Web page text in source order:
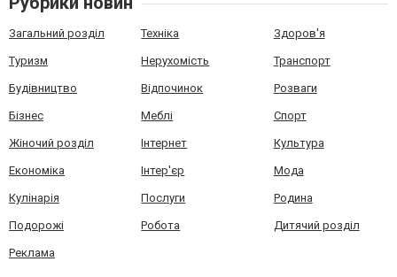
Загальний розділ Техніка Здоров'я
Туризм Нерухомість Транспорт
Будівництво Відпочинок Розваги
Бізнес Меблі Спорт
Жіночий розділ Інтернет Культура
Економіка Інтер'єр Мода
Кулінарія Послуги Родина
Подорожі Робота Дитячий розділ
Реклама